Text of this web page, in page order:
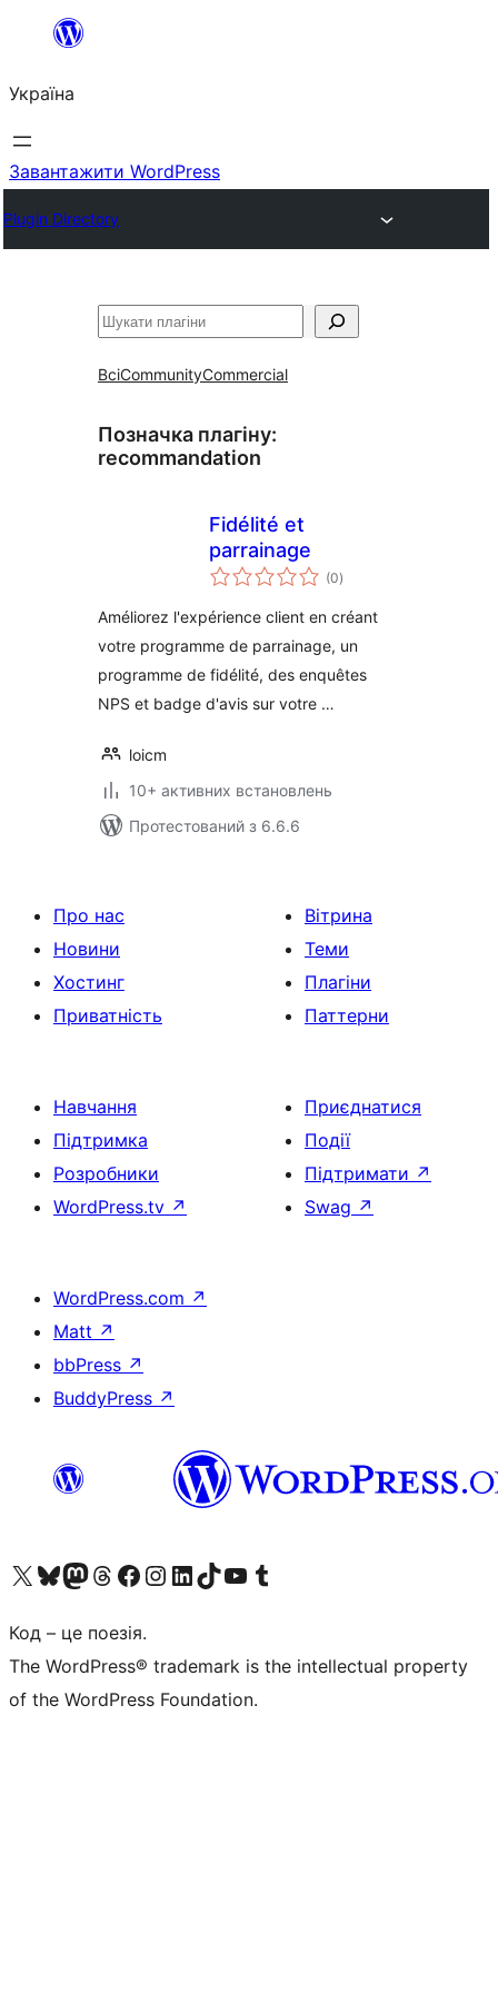
Перейти
вмісту
Україна
Завантажити WordPress
Plugin Directory
Пошук
ВсіCommunityCommercial
Позначка плагіну:
recommandation
Fidélité et
parrainage
(0загальний
рейтинг
)
Améliorez l'expérience client en créant
votre programme de parrainage, un
programme de fidélité, des enquêtes
NPS et badge d'avis sur votre …
loicm
10+ активних встановлень
Протестований з 6.6.6
Про нас
Новини
Хостинг
Приватність
Вітрина
Теми
Плагіни
Паттерни
Навчання
Підтримка
Розробники
WordPress.tv ↗
Приєднатися
Події
Підтримати ↗
Swag ↗
WordPress.com ↗
Matt ↗
bbPress ↗
BuddyPress ↗
Visit our X (formerly Twitter) account
Visit our Bluesky account
Завітайте до нашої стрічки в Mastodon
Visit our Threads account
Завітайте на нашу сторінку в Facebook
Visit our Instagram account
Visit our LinkedIn account
Visit our TikTok account
Visit our YouTube channel
Visit our Tumblr account
Код – це поезія.
The WordPress® trademark is the intellectual property
of the WordPress Foundation.